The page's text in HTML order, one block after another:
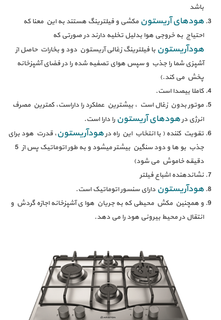
باشد
هودهای آریستون مکشی و فیلترینگ هستند به این معنا که
احتیاج به خروجی هوا بدلیل تخلیه دارند در صورتی که
هودآریستون با فیلترینگ زغالی آریستون دود و بخارات حاصل از
آشپزی شما را جذب و سپس هوای تصفیه شده را در فضای آشپزخانه
پخش می کند.)
کاملا بیصدا است.
موتور بدون زغال است ، بیشترین عملکرد را داراست، کمترین مصرف
انرژی در هودهای آریستونرا دارا است.
تقویت کننده ( با انتخاب این راه در هودآریستون، قدرت هود برای
جذب بو ها و دود سنگین بیشتر میشود و به طور اتوماتیک پس از 5
دقیقه خاموش می شود)
نشاندهنده اشباع فیلتر
هودآریستون دارای سنسور اتوماتیک است.
و همچنین مکش محیطی که به جریان هوا ی آشپزخانه اجازه گردش و
انتقال در محیط بیرونی هود را می دهد.